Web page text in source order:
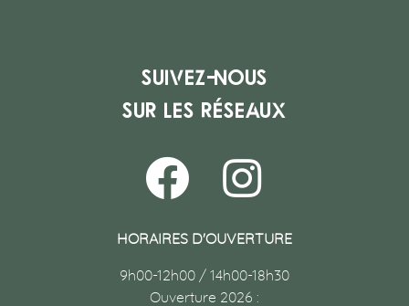
Suivez-nous
sur les réseaux
HORAIRES D'OUVERTURE
9h00-12h00 / 14h00-18h30
Ouverture 2026 :